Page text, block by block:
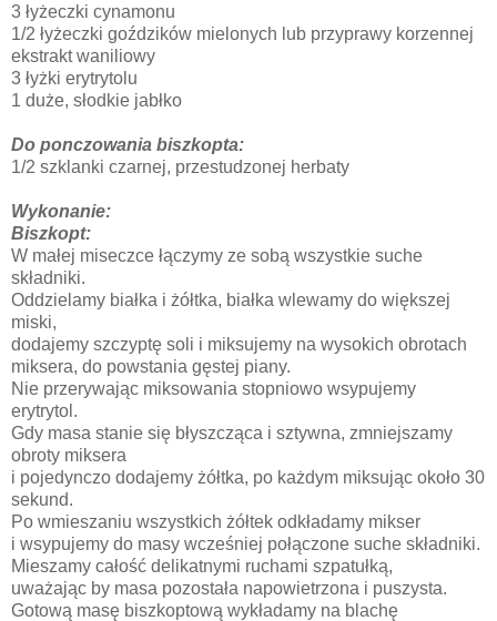
3 łyżeczki cynamonu
1/2 łyżeczki goździków mielonych lub przyprawy korzennej
ekstrakt waniliowy
3 łyżki erytrytolu
1 duże, słodkie jabłko
Do ponczowania biszkopta:
1/2 szklanki czarnej, przestudzonej herbaty
Wykonanie:
Biszkopt:
W małej miseczce łączymy ze sobą wszystkie suche
składniki.
Oddzielamy białka i żółtka, białka wlewamy do większej
miski,
dodajemy szczyptę soli i miksujemy na wysokich obrotach
miksera, do powstania gęstej piany.
Nie przerywając miksowania stopniowo wsypujemy
erytrytol.
Gdy masa stanie się błyszcząca i sztywna, zmniejszamy
obroty miksera
i pojedynczo dodajemy żółtka, po każdym miksując około 30
sekund.
Po wmieszaniu wszystkich żółtek odkładamy mikser
i wsypujemy do masy wcześniej połączone suche składniki.
Mieszamy całość delikatnymi ruchami szpatułką,
uważając by masa pozostała napowietrzona i puszysta.
Gotową masę biszkoptową wykładamy na blachę